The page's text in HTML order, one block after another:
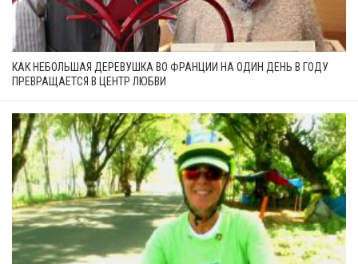
КАК НЕБОЛЬШАЯ ДЕРЕВУШКА ВО ФРАНЦИИ НА ОДИН ДЕНЬ В ГОДУ
ПРЕВРАЩАЕТСЯ В ЦЕНТР ЛЮБВИ